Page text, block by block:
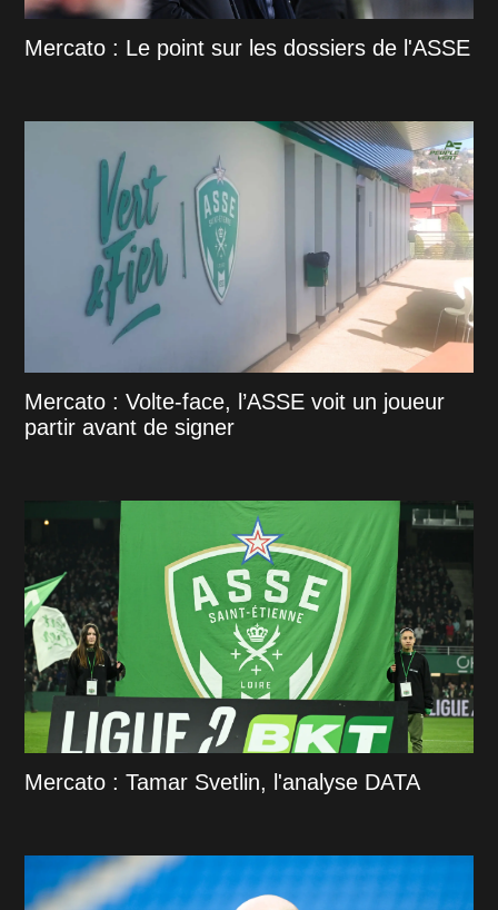
Mercato : Le point sur les dossiers de l'ASSE
Mercato : Volte-face, l’ASSE voit un joueur
partir avant de signer
Mercato : Tamar Svetlin, l'analyse DATA